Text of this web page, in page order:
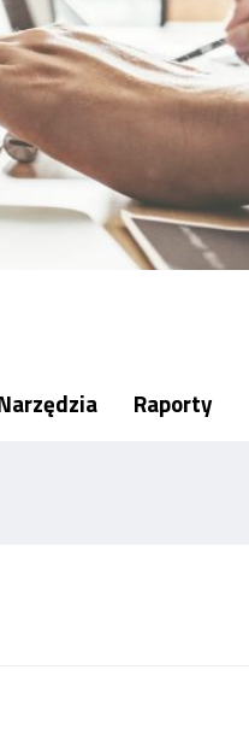
Raporty